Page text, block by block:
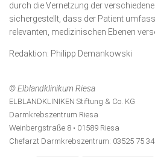
durch die Vernetzung der
sichergestellt, dass der Patient
relevanten, medizinischen Ebenen
Redaktion: Philipp Demankowski
© Elblandklinikum Riesa
ELBLANDKLINIKEN Stiftung & Co. KG
Darmkrebszentrum Riesa
Weinbergstraße 8 • 01589 Riesa
Chefarzt Darmkrebszentrum: 03525 75